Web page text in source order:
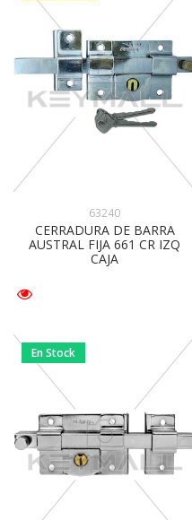
63240
CERRADURA DE BARRA
AUSTRAL FIJA 661 CR IZQ
CAJA
En Stock